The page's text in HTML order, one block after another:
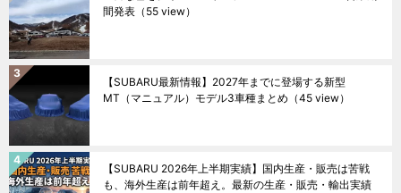
間発表 （55 view）
【SUBARU最新情報】2027年までに登場する新型
MT（マニュアル）モデル3車種まとめ （45 view）
【SUBARU 2026年上半期実績】国内生産・販売は苦戦
も、海外生産は前年超え。最新の生産・販売・輸出実績